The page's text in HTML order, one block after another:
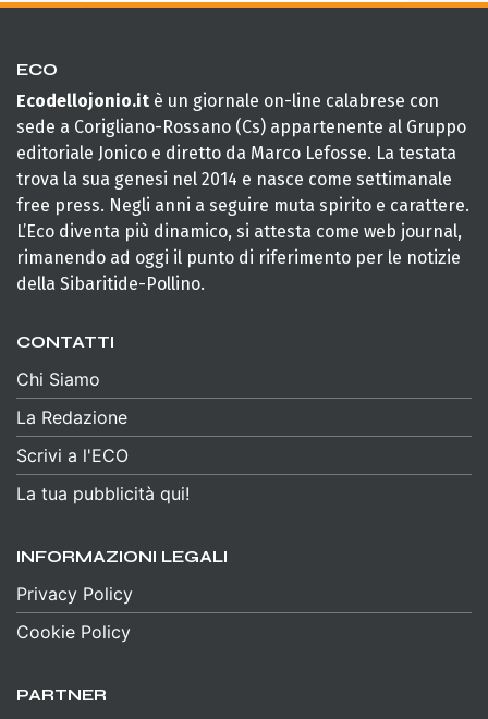
ECO
Ecodellojonio.it è un giornale on-line calabrese con
sede a Corigliano-Rossano (Cs) appartenente al Gruppo
editoriale Jonico e diretto da Marco Lefosse. La testata
trova la sua genesi nel 2014 e nasce come settimanale
free press. Negli anni a seguire muta spirito e carattere.
L’Eco diventa più dinamico, si attesta come web journal,
rimanendo ad oggi il punto di riferimento per le notizie
della Sibaritide-Pollino.
CONTATTI
Chi Siamo
La Redazione
Scrivi a l'ECO
La tua pubblicità qui!
INFORMAZIONI LEGALI
Privacy Policy
Cookie Policy
PARTNER